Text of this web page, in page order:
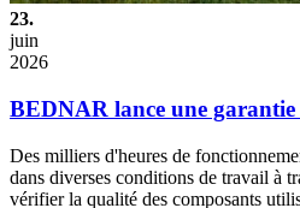
23.
juin
2026
BEDNAR lance une
Des milliers d'heures de
dans diverses conditions de travail à
vérifier la qualité des composants